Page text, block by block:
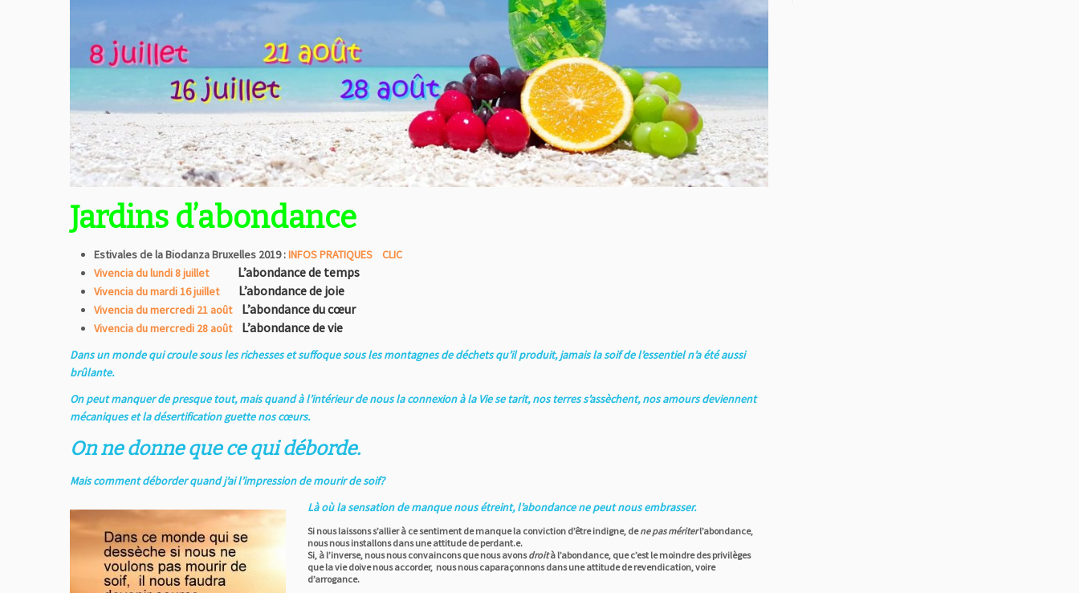
Jardins d’abondance
Estivales de la Biodanza Bruxelles 2019 :INFOS PRATIQUES CLIC
Vivencia du lundi 8 juillet L’abondance de temps
Vivencia dumardi 16 juillet L’abondance de joie
Vivencia dumercredi 21 août L’abondance du cœur
Vivencia dumercredi 28 août L’abondance de vie
Dans un monde qui croule sous les richesses et suffoque sous les montagnes de déchets qu’il produit, jamais la soif de l’essentiel n’a été aussi
brûlante.
On peut manquer de presque tout, mais quand à l’intérieur de nous la connexion à la Vie se tarit, nos terres s’assèchent, nos amours deviennent
mécaniques et la désertification guette nos cœurs.
On ne donne que ce qui déborde.
Mais comment déborder quand j’ai l’impression de mourir de soif?
Là où la sensation de manque nous étreint, l’abondance ne peut nous embrasser.
Si nous laissons s’allier à ce sentiment de manque la conviction d’être indigne, dene pas mériterl’abondance,
nous nous installons dans une attitude de perdant.e.
Si, à l’inverse, nous nous convaincons que nous avonsdroità l’abondance, que c’est le moindre des privilèges
que la vie doive nous accorder, nous nous caparaçonnons dans une attitude de revendication, voire
d’arrogance.